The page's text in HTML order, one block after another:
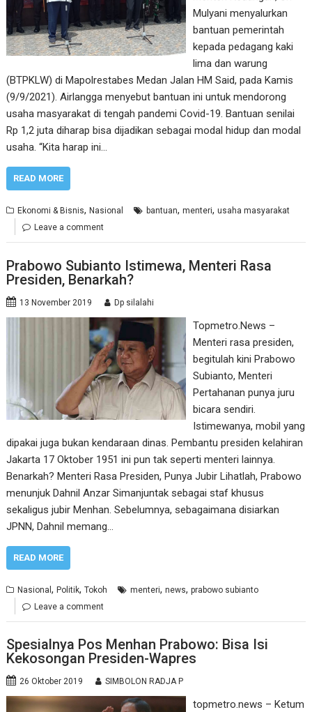
Mulyani menyalurkan
bantuan pemerintah
kepada pedagang kaki
lima dan warung
(BTPKLW) di Mapolrestabes Medan Jalan HM Said, pada Kamis
(9/9/2021). Airlangga menyebut bantuan ini untuk mendorong
usaha masyarakat di tengah pandemi Covid-19. Bantuan senilai
Rp 1,2 juta diharap bisa dijadikan sebagai modal hidup dan modal
usaha. “Kita harap ini…
READ MORE
Ekonomi & Bisnis,Nasional bantuan,menteri,usaha masyarakat
Leave a comment
Prabowo Subianto Istimewa, Menteri Rasa
Presiden, Benarkah?
13 November 2019 Dp silalahi
Topmetro.News –
Menteri rasa presiden,
begitulah kini Prabowo
Subianto, Menteri
Pertahanan punya juru
bicara sendiri.
Istimewanya, mobil yang
dipakai juga bukan kendaraan dinas. Pembantu presiden kelahiran
Jakarta 17 Oktober 1951 ini pun tak seperti menteri lainnya.
Benarkah? Menteri Rasa Presiden, Punya Jubir Lihatlah, Prabowo
menunjuk Dahnil Anzar Simanjuntak sebagai staf khusus
sekaligus jubir Menhan. Sebelumnya, sebagaimana disiarkan
JPNN, Dahnil memang…
READ MORE
Nasional,Politik,Tokoh menteri,news,prabowo subianto
Leave a comment
Spesialnya Pos Menhan Prabowo: Bisa Isi
Kekosongan Presiden-Wapres
26 Oktober 2019 SIMBOLON RADJA P
topmetro.news – Ketum